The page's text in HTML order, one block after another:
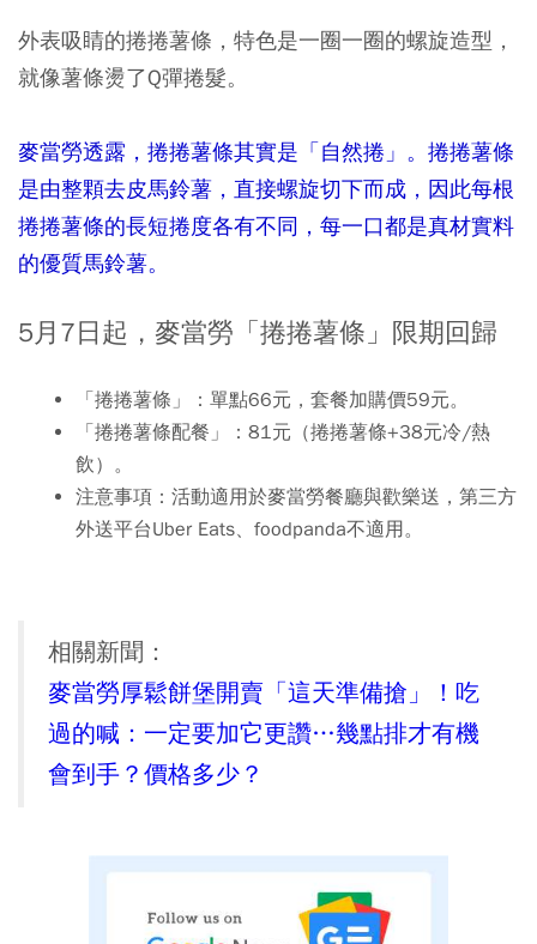
外表吸睛的捲捲薯條，特色是一圈一圈的螺旋造型，
就像薯條燙了Q彈捲髮。
麥當勞透露，捲捲薯條其實是「自然捲」。捲捲薯條
是由整顆去皮馬鈴薯，直接螺旋切下而成，因此每根
捲捲薯條的長短捲度各有不同，每一口都是真材實料
的優質馬鈴薯。
5月7日起，麥當勞「捲捲薯條」限期回歸
「捲捲薯條」：單點66元，套餐加購價59元。
「捲捲薯條配餐」：81元（捲捲薯條+38元冷/熱
飲）。
注意事項：活動適用於麥當勞餐廳與歡樂送，第三方
外送平台Uber Eats、foodpanda不適用。
相關新聞：
麥當勞厚鬆餅堡開賣「這天準備搶」！吃
過的喊：一定要加它更讚…幾點排才有機
會到手？價格多少？